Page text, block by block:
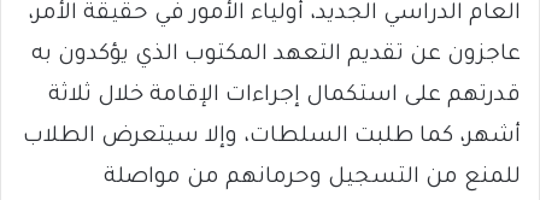
العام الدراسي الجديد، أولياء الأمور في حقيقة الأمر،
عاجزون عن تقديم التعهد المكتوب الذي يؤكدون به
قدرتهم على استكمال إجراءات الإقامة خلال ثلاثة
أشهر، كما طلبت السلطات، وإلا سيتعرض الطلاب
للمنع من التسجيل وحرمانهم من مواصلة